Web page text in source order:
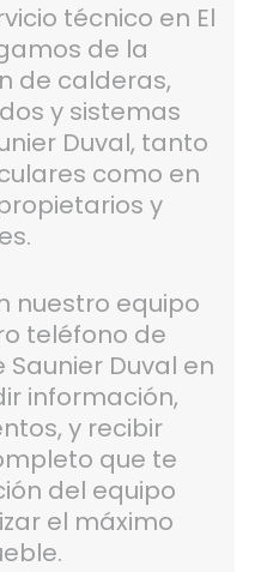
técnico en El
de la
de calderas,
y sistemas
Duval, tanto
como en
y
nuestro equipo
teléfono de
Duval en
información,
y recibir
que te
del equipo
el máximo